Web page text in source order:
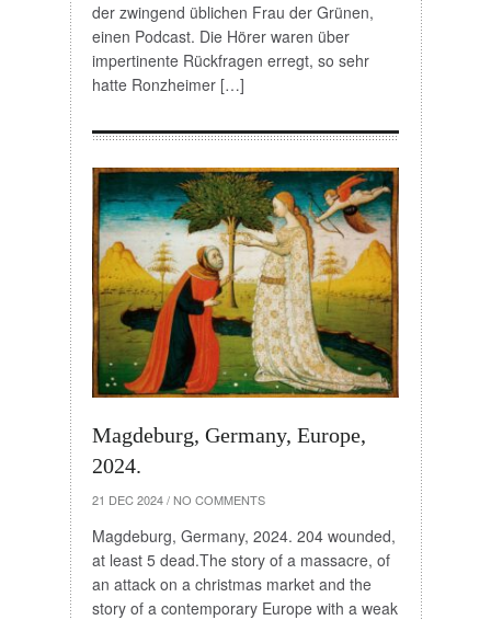
der zwingend üblichen Frau der Grünen,
einen Podcast. Die Hörer waren über
impertinente Rückfragen erregt, so sehr
hatte Ronzheimer […]
Magdeburg, Germany, Europe,
2024.
21 DEC 2024 / NO COMMENTS
Magdeburg, Germany, 2024. 204 wounded,
at least 5 dead.The story of a massacre, of
an attack on a christmas market and the
story of a contemporary Europe with a weak